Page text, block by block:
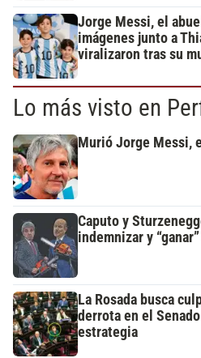
Jorge Messi, el
imágenes junto a
viralizaron tras su
Lo más visto en
Murió Jorge Messi,
Caputo y
indemnizar y
La Rosada busca
derrota en el
estrategia